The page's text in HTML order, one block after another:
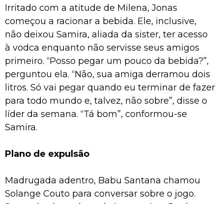
Irritado com a atitude de Milena, Jonas
começou a racionar a bebida. Ele, inclusive,
não deixou Samira, aliada da sister, ter acesso
à vodca enquanto não servisse seus amigos
primeiro. “Posso pegar um pouco da bebida?”,
perguntou ela. “Não, sua amiga derramou dois
litros. Só vai pegar quando eu terminar de fazer
para todo mundo e, talvez, não sobre”, disse o
líder da semana. “Tá bom”, conformou-se
Samira.
Plano de expulsão
Madrugada adentro, Babu Santana chamou
Solange Couto para conversar sobre o jogo.